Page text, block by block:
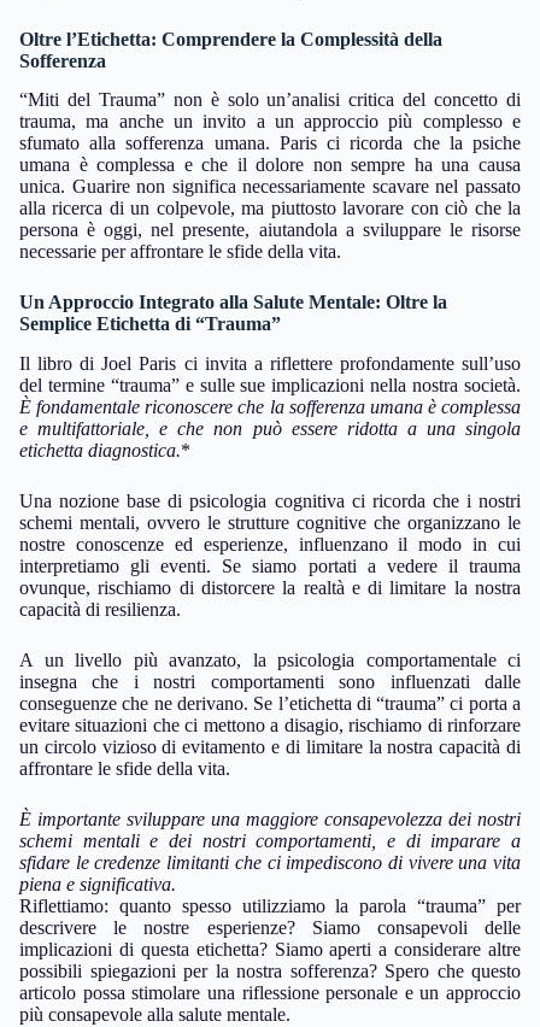
Oltre l’Etichetta: Comprendere la Complessità della
Sofferenza
“Miti del Trauma” non è solo un’analisi critica del concetto di
trauma, ma anche un invito a un approccio più complesso e
sfumato alla sofferenza umana. Paris ci ricorda che la psiche
umana è complessa e che il dolore non sempre ha una causa
unica. Guarire non significa necessariamente scavare nel passato
alla ricerca di un colpevole, ma piuttosto lavorare con ciò che la
persona è oggi, nel presente, aiutandola a sviluppare le risorse
necessarie per affrontare le sfide della vita.
Un Approccio Integrato alla Salute Mentale: Oltre la
Semplice Etichetta di “Trauma”
Il libro di Joel Paris ci invita a riflettere profondamente sull’uso
del termine “trauma” e sulle sue implicazioni nella nostra società.
È fondamentale riconoscere che la sofferenza umana è complessa
e multifattoriale, e che non può essere ridotta a una singola
etichetta diagnostica.*
Una nozione base di psicologia cognitiva ci ricorda che i nostri
schemi mentali, ovvero le strutture cognitive che organizzano le
nostre conoscenze ed esperienze, influenzano il modo in cui
interpretiamo gli eventi. Se siamo portati a vedere il trauma
ovunque, rischiamo di distorcere la realtà e di limitare la nostra
capacità di resilienza.
A un livello più avanzato, la psicologia comportamentale ci
insegna che i nostri comportamenti sono influenzati dalle
conseguenze che ne derivano. Se l’etichetta di “trauma” ci porta a
evitare situazioni che ci mettono a disagio, rischiamo di rinforzare
un circolo vizioso di evitamento e di limitare la nostra capacità di
affrontare le sfide della vita.
È importante sviluppare una maggiore consapevolezza dei nostri
schemi mentali e dei nostri comportamenti, e di imparare a
sfidare le credenze limitanti che ci impediscono di vivere una vita
piena e significativa.
Riflettiamo: quanto spesso utilizziamo la parola “trauma” per
descrivere le nostre esperienze? Siamo consapevoli delle
implicazioni di questa etichetta? Siamo aperti a considerare altre
possibili spiegazioni per la nostra sofferenza? Spero che questo
articolo possa stimolare una riflessione personale e un approccio
più consapevole alla salute mentale.